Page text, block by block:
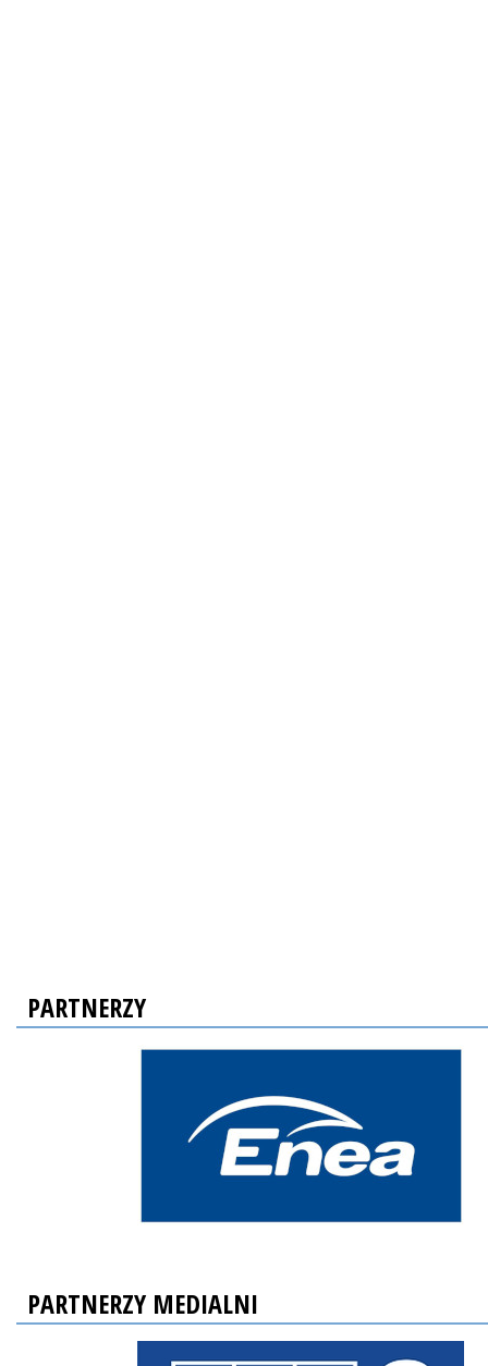
PARTNERZY
PARTNERZY MEDIALNI